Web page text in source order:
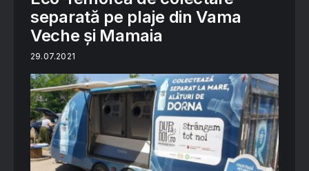
separată pe plaje din Vama
Veche și Mamaia
29.07.2021